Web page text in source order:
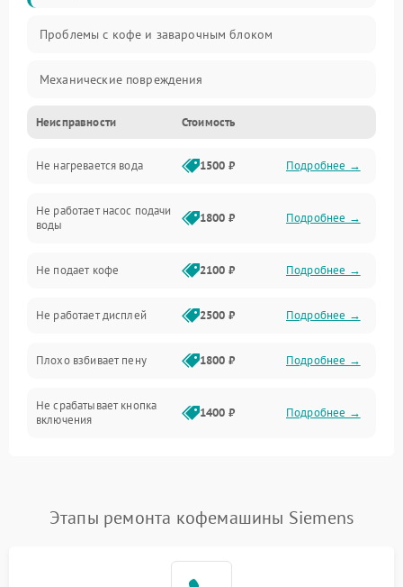
Проблемы с кофе и заварочным блоком
Механические повреждения
Прочие неисправности
Включение и работа
Проблемы с водой
Проблемы с капучинатором и паром
Управление и электроника
Программное обеспечение
Неисправности Стоимость
Не нагревается вода 1500 ₽ Подробнее →
Не работает насос подачи
воды
1800 ₽ Подробнее →
Не подает кофе 2100 ₽ Подробнее →
Не работает дисплей 2500 ₽ Подробнее →
Плохо взбивает пену 1800 ₽ Подробнее →
Не срабатывает кнопка
включения
1400 ₽ Подробнее →
Постоянные сбои в работе 1500 ₽ Подробнее →
Этапы ремонта кофемашины Siemens